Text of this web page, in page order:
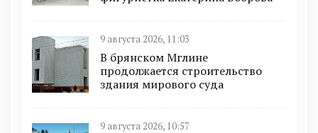
9 августа 2026, 11:03
В брянском Мглине
продолжается строительство
здания мирового суда
9 августа 2026, 10:57